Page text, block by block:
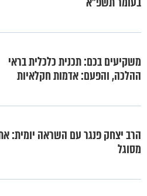
משקיעים בכם: תכנית כלכלית בראי
ההלכה, והפעם: אדמות חקלאיות
הרב יצחק פנגר עם השראה יומית:
מסוגל